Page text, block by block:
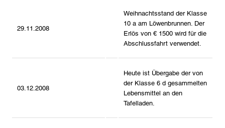
29.11.2008
Weihnachtsstand der Klasse
10 a am Löwenbrunnen. Der
Erlös von € 1500 wird für die
Abschlussfahrt verwendet.
03.12.2008
Heute ist Übergabe der von
der Klasse 6 d gesammelten
Lebensmittel an den
Tafelladen.